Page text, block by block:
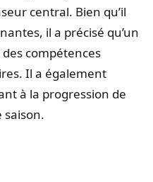
central. Bien qu’il
il a précisé qu’un
compétences
Il a également
à la progression de
saison.